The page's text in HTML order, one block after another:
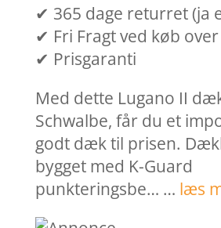
✔ 365 dage returret (ja
✔ Fri Fragt ved køb
✔ Prisgaranti
Med dette Lugano II
Schwalbe, får du et
godt dæk til prisen.
bygget med K-Guard
punkteringsbe… … læs